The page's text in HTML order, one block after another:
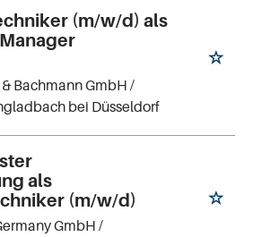
(m/w/d) als
Bachmann GmbH/
bei Düsseldorf
als
(m/w/d)
GmbH /